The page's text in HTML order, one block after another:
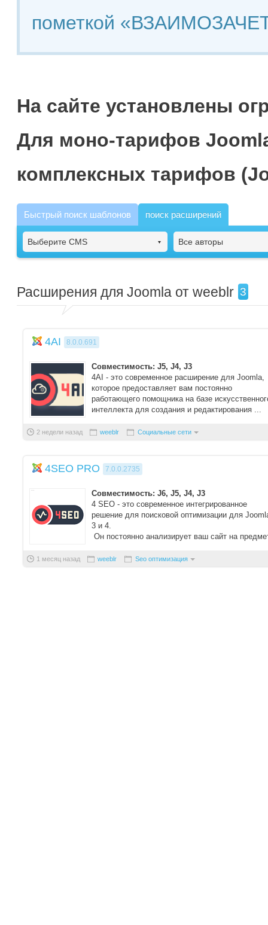
пометкой
На сайте установлены
Для моно-тарифов
комплексных тарифов
Быстрый поиск шаблонов поиск расширений
Выберите CMS Все авторы
Расширения для Joomla от weeblr 3
4AI 8.0.0.691
Совместимость: J5, J4, J3
4AI - это современное расширение для Joomla,
которое предоставляет вам постоянно
работающего помощника на базе
интеллекта для создания и редактирования ...
2 недели назад weeblr Социальные сети
4SEO PRO 7.0.0.2735
Совместимость: J6, J5, J4, J3
4 SEO - это современное интегрированное
решение для поисковой оптимизации для
3 и 4.
Он постоянно анализирует ваш сайт на
1 месяц назад weeblr Seo оптимизация